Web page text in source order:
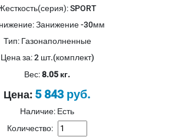
:SPORT
:Занижение -30мм
Тип: Газонаполненные
Цена за:2 шт.(комплект)
Вес:8.05 кг.
Цена: 5 843 руб.
Наличие: Есть
Количество: